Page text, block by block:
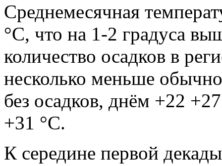
Среднемесячная
°С, что на 1-2 градуса
количество осадков в
несколько меньше
без осадков, днём +22
+31 °С.
К середине первой